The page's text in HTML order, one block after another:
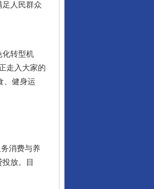
人民群众
转型机
走入大家的
、健身运
消费与养
放。目